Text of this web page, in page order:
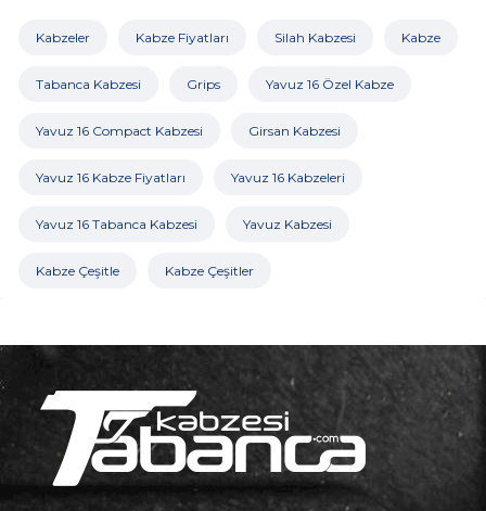
Kabzeler Kabze Fiyatları Silah Kabzesi Kabze
Tabanca Kabzesi Grips Yavuz 16 Özel Kabze
Yavuz 16 Compact Kabzesi Girsan Kabzesi
Yavuz 16 Kabze Fiyatları Yavuz 16 Kabzeleri
Yavuz 16 Tabanca Kabzesi Yavuz Kabzesi
Kabze Çeşitle Kabze Çeşitler